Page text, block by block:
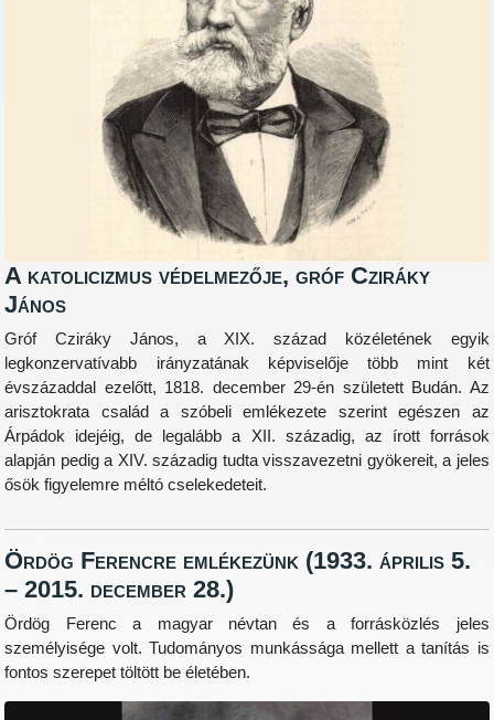
A katolicizmus védelmezője, gróf Cziráky
János
Gróf Cziráky János, a XIX. század közéletének egyik
legkonzervatívabb irányzatának képviselője több mint két
évszázaddal ezelőtt, 1818. december 29-én született Budán. Az
arisztokrata család a szóbeli emlékezete szerint egészen az
Árpádok idejéig, de legalább a XII. századig, az írott források
alapján pedig a XIV. századig tudta visszavezetni gyökereit, a jeles
ősök figyelemre méltó cselekedeteit.
Ördög Ferencre emlékezünk (1933. április 5.
– 2015. december 28.)
Ördög Ferenc a magyar névtan és a forrásközlés jeles
személyisége volt. Tudományos munkássága mellett a tanítás is
fontos szerepet töltött be életében.